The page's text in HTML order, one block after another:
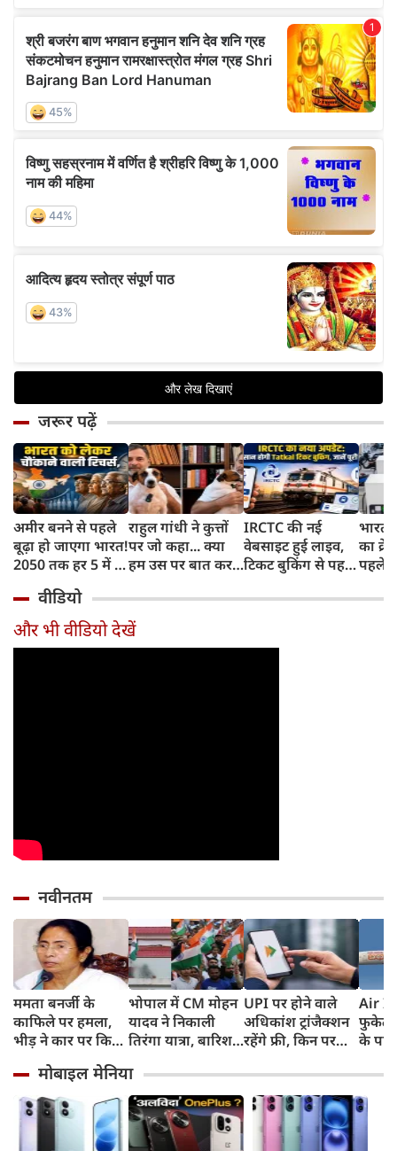
जरूर पढ़ें
अमीर बनने से पहले
बूढ़ा हो जाएगा भारत!
2050 तक हर 5 में 1
भारतीय होगा 60
साल से ज्यादा उम्र का
राहुल गांधी ने कुत्तों
पर जो कहा... क्या
हम उस पर बात कर
IRCTC की नई
वेबसाइट हुई लाइव,
टिकट बुकिंग से पहले
काम, जानें पूरा
भारत
का
पहले
और
वीडियो
और भी वीडियो देखें
नवीनतम
ममता बनर्जी के
काफिले पर हमला,
भीड़ ने कार पर किया
पथराव, भाजपा और
पुलिस पर लगा यह
आरोप
भोपाल में CM मोहन
यादव ने निकाली
तिरंगा यात्रा, बारिश
ने दिखाया देशभक्ति
का जज्बा
UPI पर होने वाले
अधिकांश ट्रांजैक्शन
रहेंगे फ्री, किन पर
ने दिया बड़ा अपडेट
Air
फुकेट-
के
कहा-
मिली,
मोबाइल मेनिया